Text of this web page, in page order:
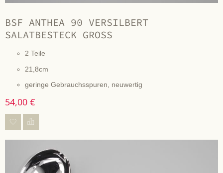
BSF ANTHEA 90 VERSILBERT
SALATBESTECK GROSS
2 Teile
21,8cm
geringe Gebrauchsspuren, neuwertig
54,00 €